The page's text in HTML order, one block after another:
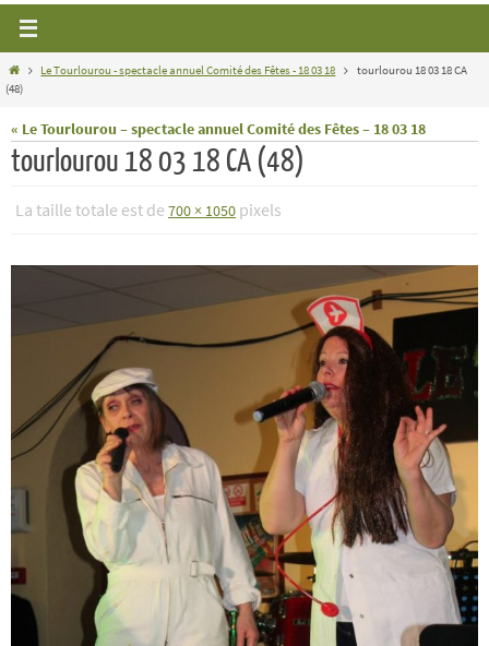
HomeLe Tourlourou - spectacle annuel Comité des Fêtes - 18 03 18
tourlourou 18 03 18 CA
(48)
« Le Tourlourou – spectacle annuel Comité des Fêtes – 18 03 18
tourlourou 18 03 18 CA (48)
La taille totale est de 700 × 1050 pixels